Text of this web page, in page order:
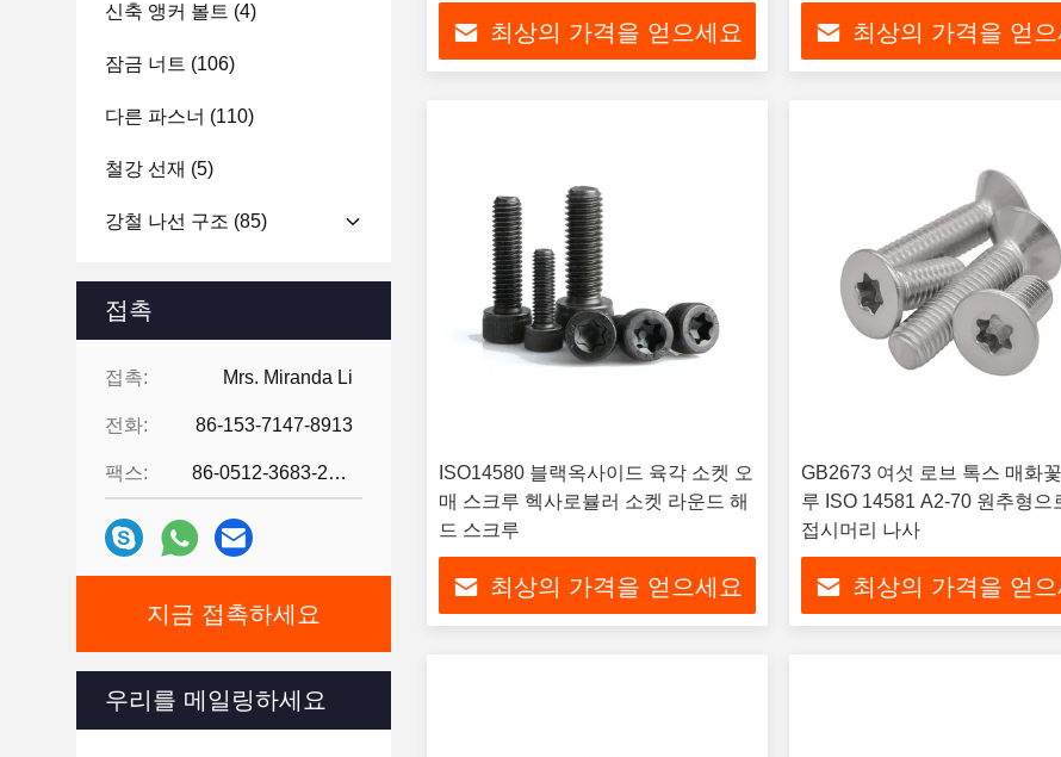
신축 앵커 볼트 (4)
잠금 너트 (106)
다른 파스너 (110)
철강 선재 (5)
강철 나선 구조 (85)
접촉
접촉: Mrs. Miranda Li
전화: 86-153-7147-8913
팩스: 86-0512-3683-2631
지금 접촉하세요
우리를 메일링하세요
최상의 가격을 얻으세요 최상의 가격을 얻으
ISO14580 블랙옥사이드 육각 소켓 오
매 스크루 헥사로뷸러 소켓 라운드 해
드 스크루
최상의 가격을 얻으세요
GB2673 여섯 로브 톡스 매화
루 ISO 14581 A2-70 원추형으
접시머리 나사
최상의 가격을 얻으